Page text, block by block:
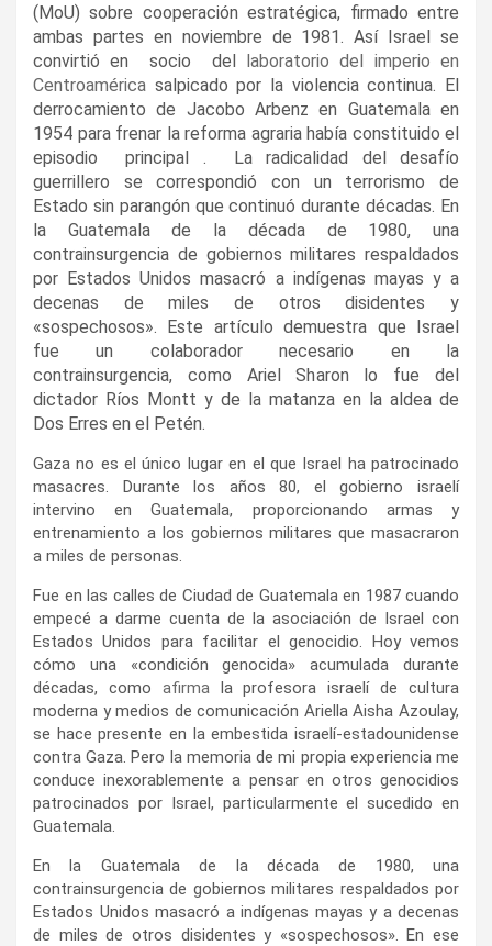
(MoU) sobre cooperación estratégica, firmado entre
ambas partes en noviembre de 1981. Así Israel se
convirtió en socio del laboratorio del imperio en
Centroamérica salpicado por la violencia continua. El
derrocamiento de Jacobo Arbenz en Guatemala en
1954 para frenar la reforma agraria había constituido el
episodio principal . La radicalidad del desafío
guerrillero se correspondió con un terroris­mo de
Estado sin parangón que continuó durante décadas. En
la Guatemala de la década de 1980, una
contrainsurgencia de gobiernos militares respaldados
por Estados Unidos masacró a indígenas mayas y a
decenas de miles de otros disidentes y
«sospechosos». Este artículo demuestra que Israel
fue un colaborador necesario en la
contrainsurgencia, como Ariel Sharon lo fue del
dictador Ríos Montt y de la matanza en la aldea de
Dos Erres en el Petén.
Gaza no es el único lugar en el que Israel ha patrocinado
masacres. Durante los años 80, el gobierno israelí
intervino en Guatemala, proporcionando armas y
entrenamiento a los gobiernos militares que masacraron
a miles de personas.
Fue en las calles de Ciudad de Guatemala en 1987 cuando
empecé a darme cuenta de la asociación de Israel con
Estados Unidos para facilitar el genocidio. Hoy vemos
cómo una «condición genocida» acumulada durante
décadas, como afirmala profesora israelí de cultura
moderna y medios de comunicación Ariella Aisha Azoulay,
se hace presente en la embestida israelí-estadounidense
contra Gaza. Pero la memoria de mi propia experiencia me
conduce inexorablemente a pensar en otros genocidios
patrocinados por Israel, particularmente el sucedido en
Guatemala.
En la Guatemala de la década de 1980, una
contrainsurgencia de gobiernos militares respaldados por
Estados Unidos masacró a indígenas mayas y a decenas
de miles de otros disidentes y «sospechosos». En ese